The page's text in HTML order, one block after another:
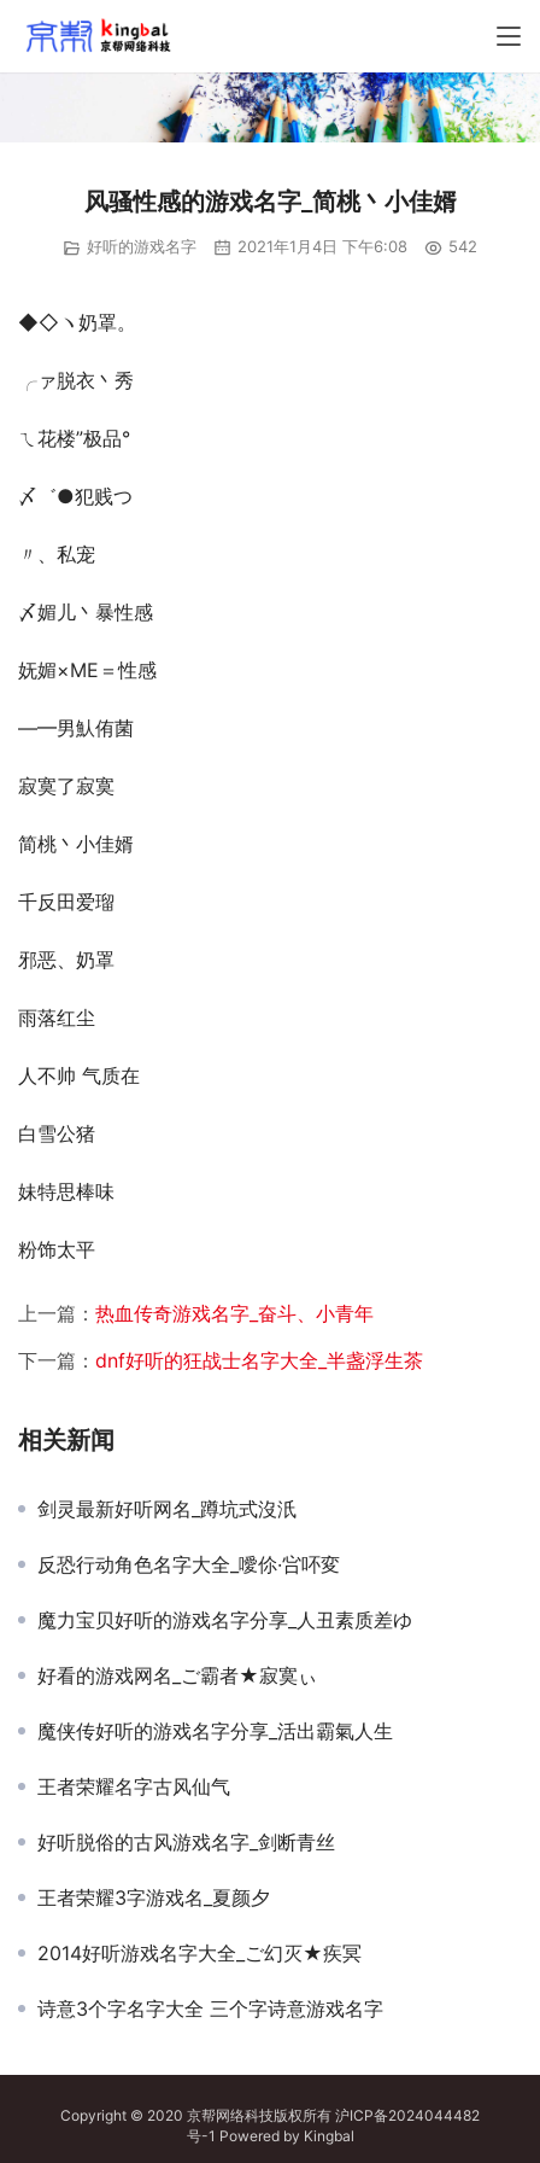
风骚性感的游戏名字_简桃丶小佳婿
好听的游戏名字 2021年1月4日 下午6:08 542
◆◇ヽ奶罩。
╭ァ脱衣丶秀
ㄟ花楼”极品°
〆゛●犯贱つ
〃、私宠
〆媚儿丶暴性感
妩媚×ME＝性感
—━男魜侑菌
寂寞了寂寞
简桃丶小佳婿
千反田爱瑠
邪恶、奶罩
雨落红尘
人不帅 气质在
白雪公猪
妹特思棒味
粉饰太平
上一篇： 热血传奇游戏名字_奋斗、小青年
下一篇： dnf好听的狂战士名字大全_半盏浮生茶
相关新闻
剑灵最新好听网名_蹲坑式沒汦
反恐行动角色名字大全_噯伱·吢吥変
魔力宝贝好听的游戏名字分享_人丑素质差ゆ
好看的游戏网名_ご霸者★寂寞ぃ
魔侠传好听的游戏名字分享_活出霸氣人生
王者荣耀名字古风仙气
好听脱俗的古风游戏名字_剑断青丝
王者荣耀3字游戏名_夏颜夕
2014好听游戏名字大全_ご幻灭★疾冥
诗意3个字名字大全 三个字诗意游戏名字
Copyright © 2020 京帮网络科技版权所有 沪ICP备2024044482
号-1 Powered by Kingbal